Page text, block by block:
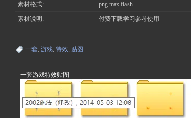
素材格式: png max flash
素材说明: 付费下载学习参考使用
一套, 游戏, 特效, 贴图
一套游戏特效贴图